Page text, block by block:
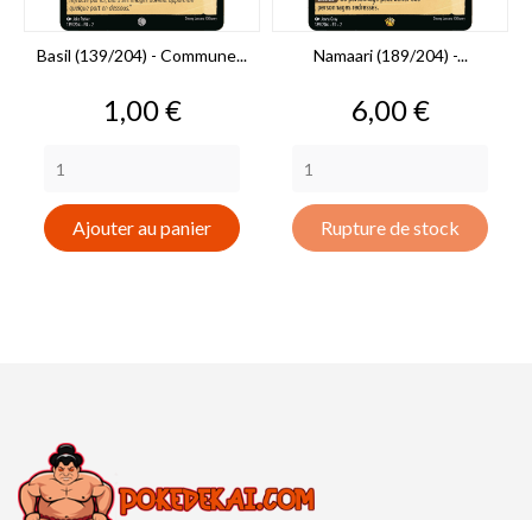
Basil (139/204) - Commune...
Prix
1,00 €
Ajouter au panier
Namaari (189/204) -...
Prix
6,00 €
Rupture de stock